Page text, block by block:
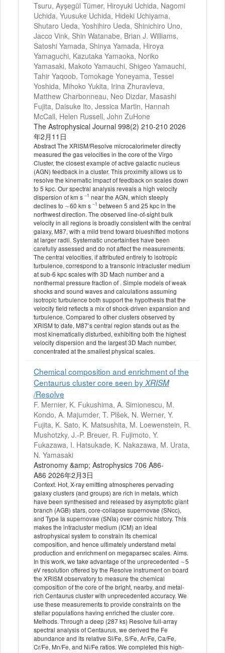
Tsuru, Ayşegül Tümer, Hiroyuki Uchida, Nagomi
Uchida, Yuusuke Uchida, Hideki Uchiyama,
Shutaro Ueda, Yoshihiro Ueda, Shinichiro Uno,
Jacco Vink, Shin Watanabe, Brian J. Williams,
Satoshi Yamada, Shinya Yamada, Hiroya
Yamaguchi, Kazutaka Yamaoka, Noriko
Yamasaki, Makoto Yamauchi, Shigeo Yamauchi,
Tahir Yaqoob, Tomokage Yoneyama, Tessei
Yoshida, Mihoko Yukita, Irina Zhuravleva,
Matthew Charbonneau, Neo Dizdar, Masashi
Fujita, Daisuke Ito, Jessica Martin, Hannah
McCall, Helen Russell, John ZuHone
The Astrophysical Journal 998(2) 210-210 2026
年2月11日
Abstract The XRISM/Resolve microcalorimeter directly
measured the gas velocities in the core of the Virgo
Cluster, the closest example of active galactic nucleus
(AGN) feedback in a cluster. This proximity allows us to
resolve the kinematic impact of feedback on scales down
to 5 kpc. Our spectral analysis reveals a high velocity
dispersion of km s −1 near the AGN, which steeply
declines to ∼60 km s −1 between 5 and 25 kpc in the
northwest direction. The observed line-of-sight bulk
velocity in all regions is broadly consistent with the central
galaxy, M87, with a mild trend toward blueshifted motions
at larger radii. Systematic uncertainties have been
carefully assessed and do not affect the measurements.
The central velocities, if attributed entirely to isotropic
turbulence, correspond to a transonic intracluster medium
at sub-6 kpc scales with 3D Mach number and a
nonthermal pressure fraction of . Simple models of weak
shocks and sound waves and calculations assuming
isotropic turbulence both support the hypothesis that the
velocity field reflects a mix of shock-driven expansion and
turbulence. Compared to other clusters observed by
XRISM to date, M87’s central region stands out as the
most kinematically disturbed, exhibiting both the highest
velocity dispersion and the largest 3D Mach number,
concentrated at the smallest physical scales.
Chemical composition and enrichment of the
Centaurus cluster core seen byXRISM
/Resolve
F. Mernier, K. Fukushima, A. Simionescu, M.
Kondo, A. Majumder, T. Plšek, N. Werner, Y.
Fujita, K. Sato, K. Matsushita, M. Loewenstein, R.
Mushotzky, J.-P. Breuer, R. Fujimoto, Y.
Fukazawa, I. Hatsukade, K. Nakazawa, M. Urata,
N. Yamasaki
Astronomy &amp; Astrophysics 706 A86-
A86 2026年2月3日
Context. Hot, X-ray emitting atmospheres pervading
galaxy clusters (and groups) are rich in metals, which
have been synthesised and released by asymptotic giant
branch (AGB) stars, core-collapse supernovae (SNcc),
and Type Ia supernovae (SNIa) over cosmic history. This
makes the intracluster medium (ICM) an ideal
astrophysical system to constrain its chemical
composition, and hence ultimately understand metal
production and enrichment on megaparsec scales. Aims.
In this work, we take advantage of the unprecedented ∼5
eV resolution offered by the Resolve instrument on board
the XRISM observatory to measure the chemical
composition of the core of the bright, nearby, and metal-
rich Centaurus cluster with unprecedented accuracy. We
use these measurements to provide constraints on the
stellar populations having enriched the cluster core.
Methods. Through a deep (287 ks) Resolve full-array
spectral analysis of Centaurus, we derived the Fe
abundance and its relative Si/Fe, S/Fe, Ar/Fe, Ca/Fe,
Cr/Fe, Mn/Fe, and Ni/Fe ratios. We completed this high-